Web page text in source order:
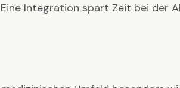
Integration spart Zeit bei der